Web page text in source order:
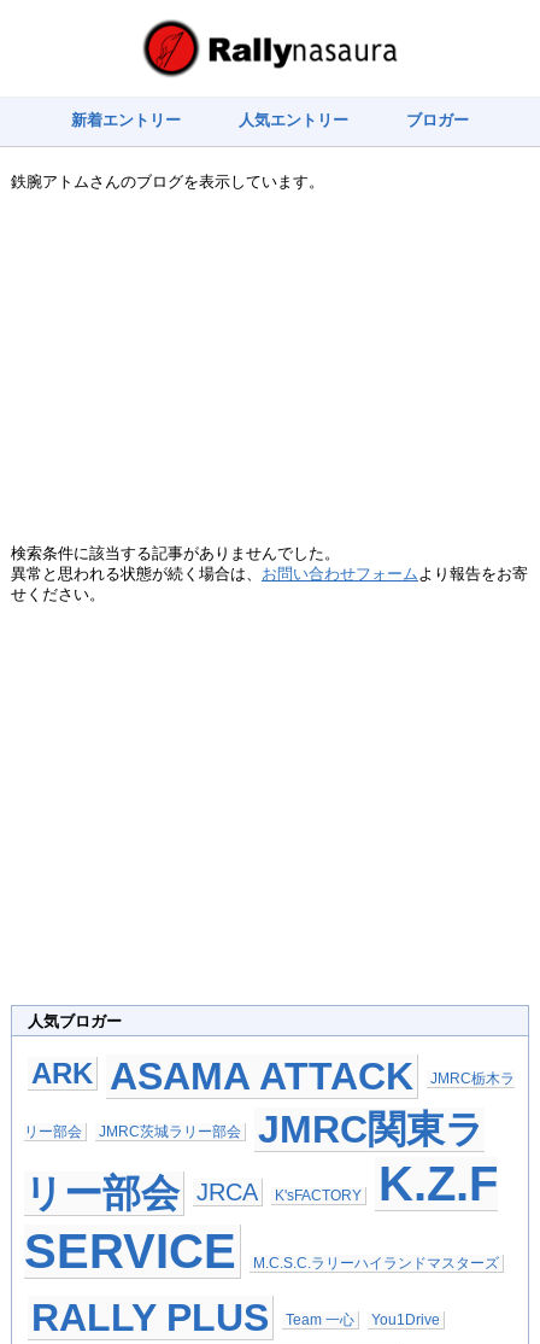
新着エントリー 人気エントリー ブロガー
鉄腕アトムさんのブログを表示しています。
検索条件に該当する記事がありませんでした。
異常と思われる状態が続く場合は、 お問い合わせフォーム より報告をお寄
せください。
人気ブロガー
ARK ASAMA ATTACK JMRC栃木ラ
リー部会 JMRC茨城ラリー部会
JMRC関東ラ
リー部会
JRCA K'sFACTORY
K.Z.F
SERVICE
M.C.S.C.ラリーハイランドマスターズ
RALLY PLUS Team 一心 You1Drive